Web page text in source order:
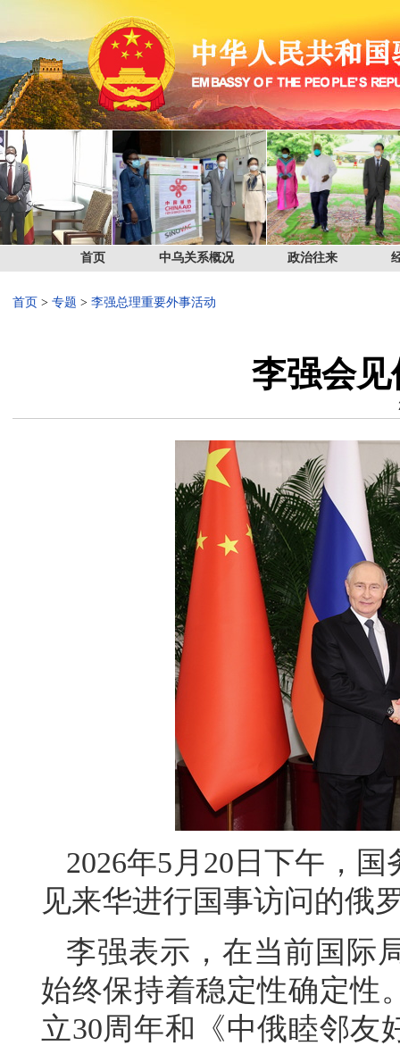
首页 中乌关系概况 政治往来
首页 > 专题 > 李强总理重要外事活动
李强会
2026年5月20日下午，
见来华进行国事访问的俄
李强表示，在当前国际
始终保持着稳定性确定性
立30周年和《中俄睦邻友